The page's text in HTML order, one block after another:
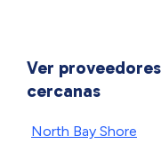
Ver
cercanas
North Bay Shore